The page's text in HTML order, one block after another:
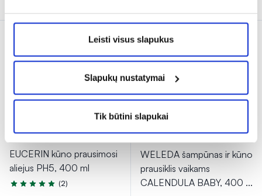
Leisti visus slapukus
Slapukų nustatymai
Tik būtini slapukai
-25%
EUCERIN kūno prausimosi
aliejus PH5, 400 ml
Įvertinimas 5.0 iš 5
(2)
Tik internete
-25%
WELEDA šampūnas ir kūno
prausiklis vaikams
CALENDULA BABY, 400 ...